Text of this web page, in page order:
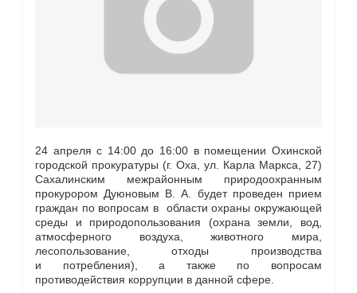
24 апреля с 14:00 до 16:00 в помещении Охинской
городской прокуратуры (г. Оха, ул. Карла Маркса, 27)
Сахалинским межрайонным природоохранным
прокурором Дуюновым В. А. будет проведен прием
граждан по вопросам в области охраны окружающей
среды и природопользования (охрана земли, вод,
атмосферного воздуха, животного мира,
лесопользование, отходы производства
и потребления), а также по вопросам
противодействия коррупции в данной сфере.